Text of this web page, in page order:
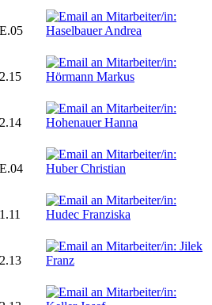
E.05
2.15
2.14
E.04
1.11
2.13